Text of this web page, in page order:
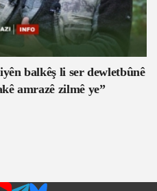
balkêş li ser dewletbûnê
amrazê zilmê ye”